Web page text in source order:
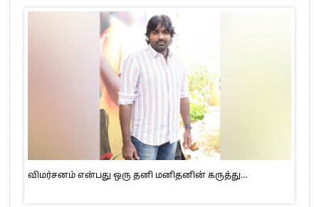
விமர்சனம் என்பது ஒரு தனி மனிதனின் கருத்து…